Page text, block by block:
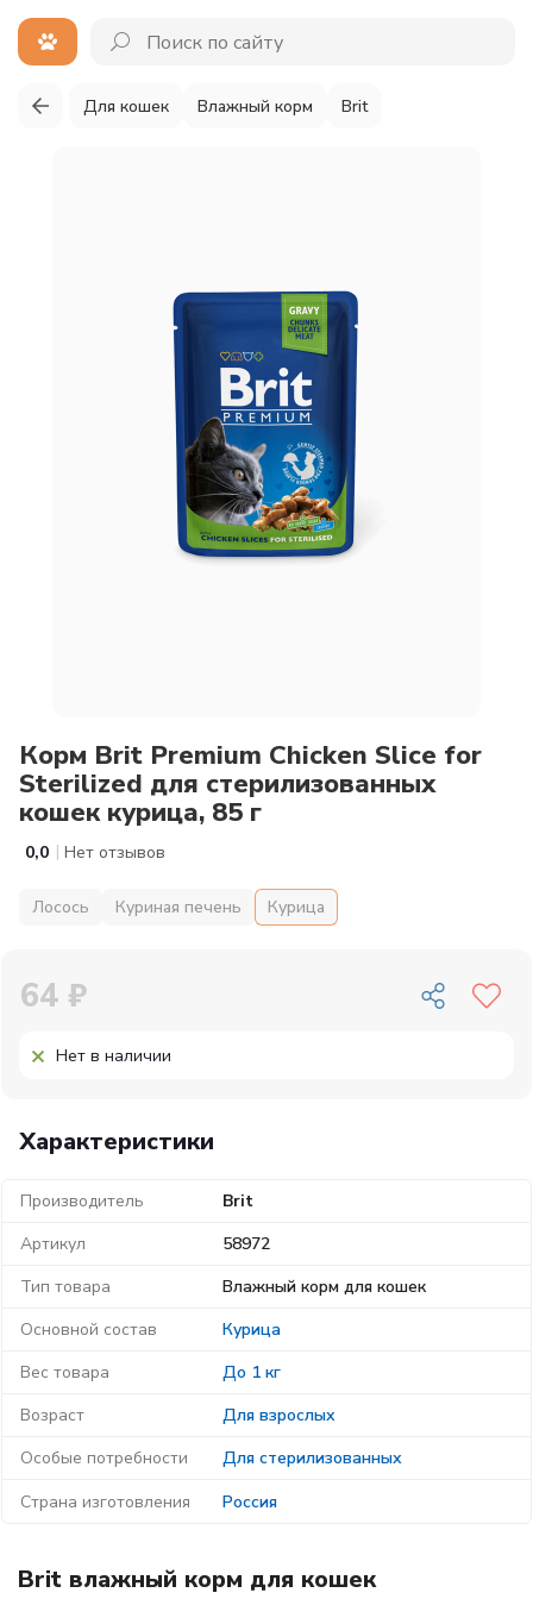
Для кошек Влажный корм Brit
Корм Brit Premium Chicken Slice for
Sterilized для стерилизованных
кошек курица, 85 г
0,0 | Нет отзывов
Лосось Куриная печень Курица
Характеристики
Производитель
Brit
Артикул
58972
Тип товара
Влажный корм для кошек
Основной состав
Курица
Вес товара
До 1 кг
Возраст
Для взрослых
Особые потребности
Для стерилизованных
Страна изготовления
Россия
64 ₽
Нет в наличии
Brit влажный корм для кошек